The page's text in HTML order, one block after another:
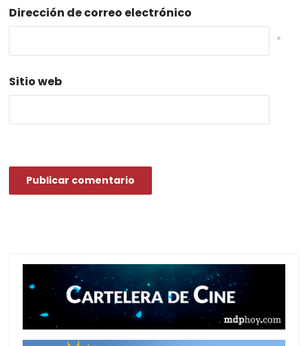
Dirección de correo electrónico
*
Sitio web